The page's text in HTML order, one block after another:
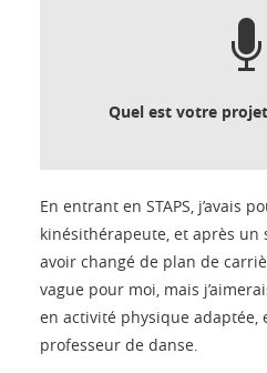
Quel est votre
En entrant en STAPS, j’avais
kinésithérapeute, et après un
avoir changé de plan de
vague pour moi, mais
en activité physique adaptée,
professeur de danse.